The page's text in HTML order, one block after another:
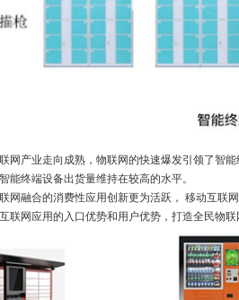
网产业走向成熟，物联网的快速爆发引领了智
能终端设备出货量维持在较高的水平。
网融合的消费性应用创新更为活跃， 移动互联
联网应用的入口优势和用户优势，打造全民物联